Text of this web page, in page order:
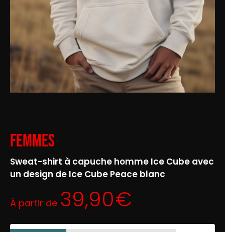
Femmes
Sweat-shirt à capuche homme Ice Cube avec
un design de Ice Cube Peace blanc
À partir de 39,90€